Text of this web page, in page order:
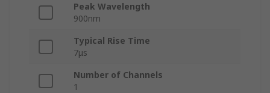
Peak Wavelength
900nm
Typical Rise Time
7μs
Number of Channels
1